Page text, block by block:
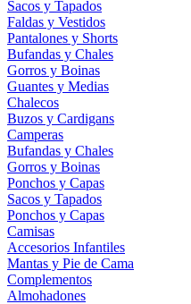
Sacos y Tapados
Faldas y Vestidos
Pantalones y Shorts
Bufandas y Chales
Gorros y Boinas
Guantes y Medias
Chalecos
Buzos y Cardigans
Camperas
Bufandas y Chales
Gorros y Boinas
Ponchos y Capas
Sacos y Tapados
Ponchos y Capas
Camisas
Accesorios Infantiles
Mantas y Pie de Cama
Complementos
Almohadones